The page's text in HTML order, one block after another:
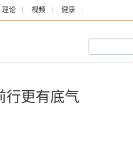
理论 视频 健康
行更有底气